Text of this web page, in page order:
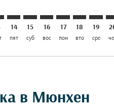
14
пят
15
суб
16
вос
17
пон
18
вто
19
сре
в Мюнхен